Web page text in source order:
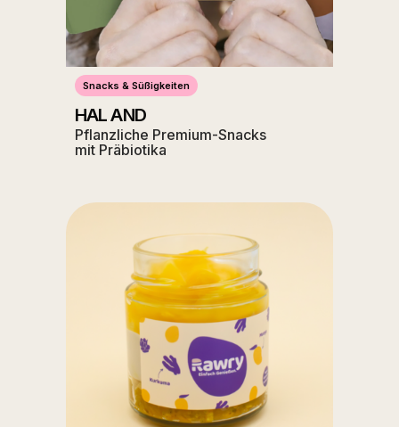
Snacks & Süßigkeiten
HAL AND
Pflanzliche Premium-Snacks
mit Präbiotika